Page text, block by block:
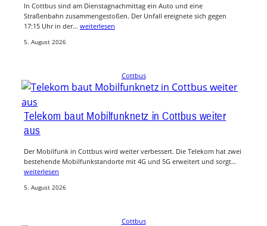
In Cottbus sind am Dienstagnachmittag ein Auto und eine
Straßenbahn zusammengestoßen. Der Unfall ereignete sich gegen
17:15 Uhr in der… weiterlesen
5. August 2026
Cottbus
Telekom baut Mobilfunknetz in Cottbus weiter
aus
Der Mobilfunk in Cottbus wird weiter verbessert. Die Telekom hat zwei
bestehende Mobilfunkstandorte mit 4G und 5G erweitert und sorgt…
weiterlesen
5. August 2026
Cottbus